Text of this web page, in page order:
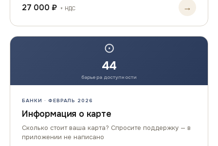
27 000 ₽ + НДС →
⊙
44
барьера доступности
БАНКИ · ФЕВРАЛЬ 2026
Информация о карте
Сколько стоит ваша карта? Спросите поддержку — в
приложении не написано